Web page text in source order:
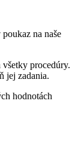
na naše
procedúry.
jej zadania.
hodnotách